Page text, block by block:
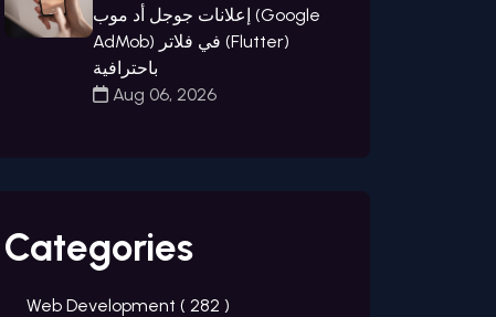
إعلانات جوجل أد موب (Google
AdMob) في فلاتر (Flutter)
باحترافية
Aug 06, 2026
Categories
Web Development ( 282 )